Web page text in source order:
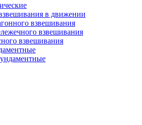
в движении
взвешивания
взвешивания
взвешивания